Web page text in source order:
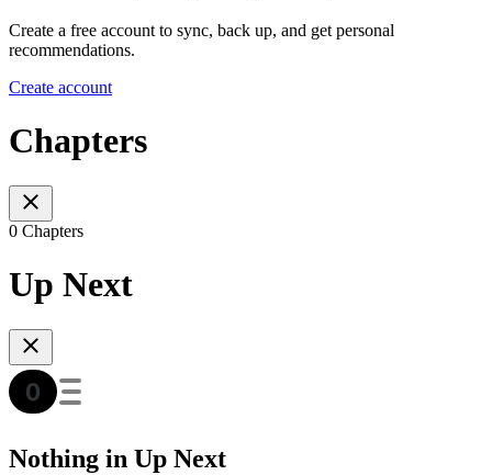
Create a free account to sync, back up, and get personal
recommendations.
Create account
Chapters
0 Chapters
Up Next
Nothing in Up Next